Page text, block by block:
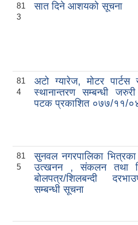
81
3
सात दिने आशयको सूचना
81
4
अटो ग्यारेज, मोटर पार्टस
स्थानान्तरण सम्बन्धी
पटक प्रकाशित ०७७/११/
81
5
सुनवल नगरपालिका भित्रका
उत्खनन , संकलन तथा
बोलपत्र/शिलबन्दी
सम्बन्धी सूचना